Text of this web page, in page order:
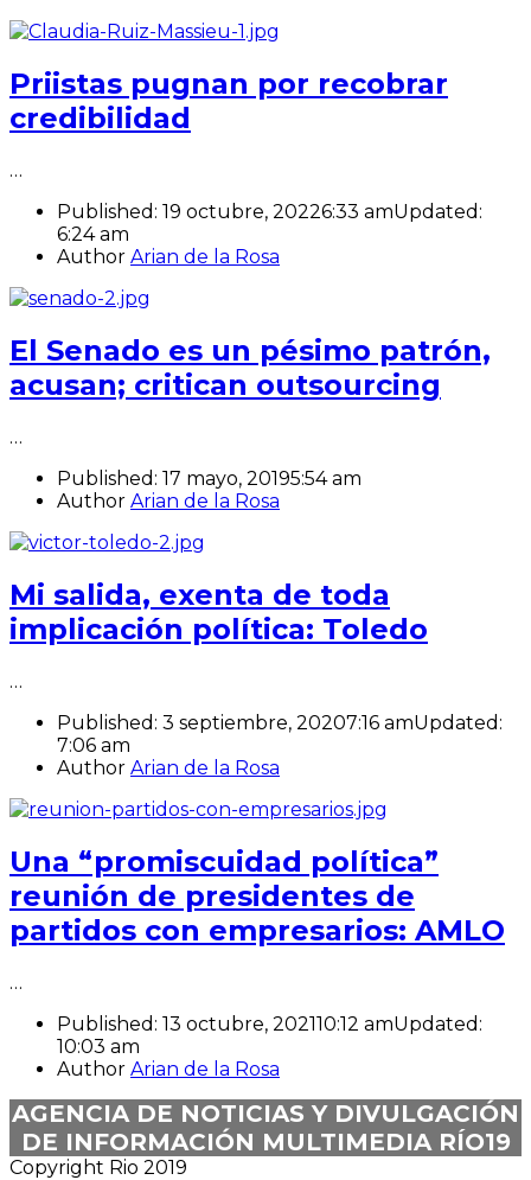
Priistas pugnan por recobrar
credibilidad
…
Published: 19 octubre, 20226:33 amUpdated:
6:24 am
Author Arian de la Rosa
El Senado es un pésimo patrón,
acusan; critican outsourcing
…
Published: 17 mayo, 20195:54 am
Author Arian de la Rosa
Mi salida, exenta de toda
implicación política: Toledo
…
Published: 3 septiembre, 20207:16 amUpdated:
7:06 am
Author Arian de la Rosa
Una “promiscuidad política”
reunión de presidentes de
partidos con empresarios: AMLO
…
Published: 13 octubre, 202110:12 amUpdated:
10:03 am
Author Arian de la Rosa
AGENCIA DE NOTICIAS Y DIVULGACIÓN
DE INFORMACIÓN MULTIMEDIA RÍO19
Copyright Rio 2019